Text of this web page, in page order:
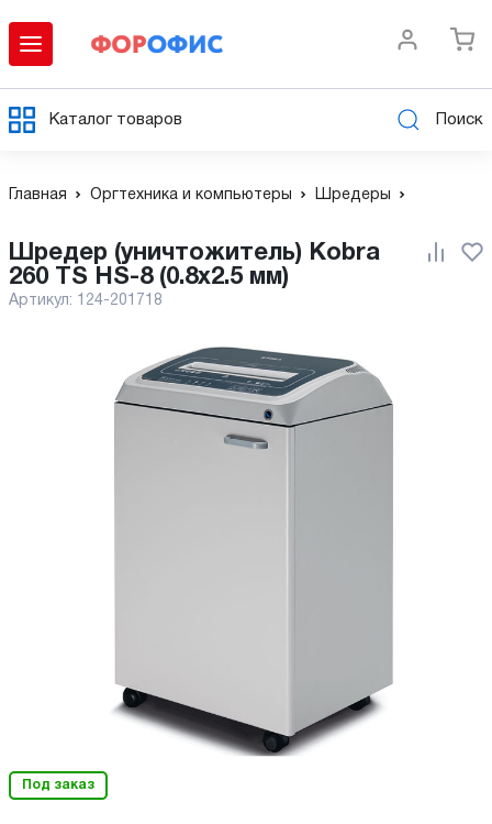
Каталог товаров Поиск
Главная Оргтехника и компьютеры Шредеры
Шредер (уничтожитель) Kobra
260 TS HS-8 (0.8x2.5 мм)
Артикул: 124-201718
Под заказ